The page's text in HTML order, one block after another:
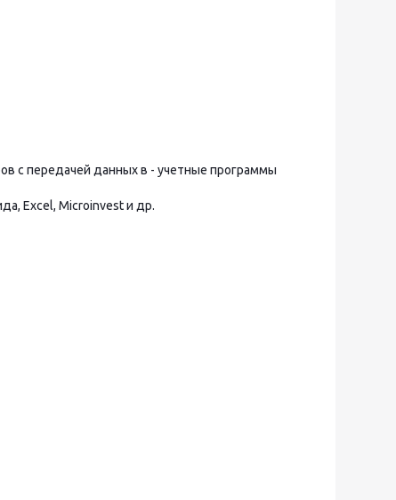
с передачей данных в - учетные программы
Excel, Microinvest и др.